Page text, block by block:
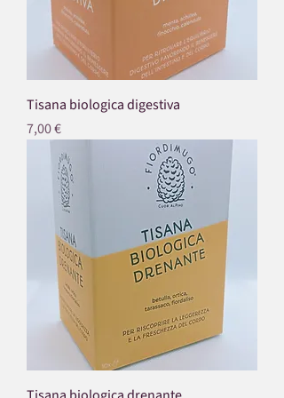
Tisana biologica digestiva
Prezzo
7,00 €